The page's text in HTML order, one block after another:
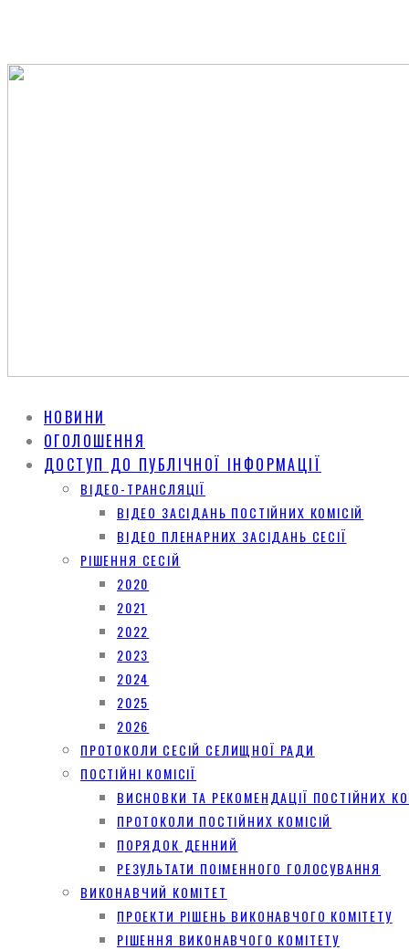
НОВИНИ
ОГОЛОШЕННЯ
ДОСТУП ДО ПУБЛІЧНОЇ ІНФОРМАЦІЇ
ВІДЕО-ТРАНСЛЯЦІЇ
ВІДЕО ЗАСІДАНЬ ПОСТІЙНИХ КОМІСІЙ
ВІДЕО ПЛЕНАРНИХ ЗАСІДАНЬ СЕСІЇ
РІШЕННЯ СЕСІЙ
2020
2021
2022
2023
2024
2025
2026
ПРОТОКОЛИ СЕСІЙ СЕЛИЩНОЇ РАДИ
ПОСТІЙНІ КОМІСІЇ
ВИСНОВКИ ТА РЕКОМЕНДАЦІЇ ПОСТІЙНИХ
ПРОТОКОЛИ ПОСТІЙНИХ КОМІСІЙ
ПОРЯДОК ДЕННИЙ
РЕЗУЛЬТАТИ ПОІМЕННОГО ГОЛОСУВАННЯ
ВИКОНАВЧИЙ КОМІТЕТ
ПРОЕКТИ РІШЕНЬ ВИКОНАВЧОГО КОМІТЕТУ
РІШЕННЯ ВИКОНАВЧОГО КОМІТЕТУ